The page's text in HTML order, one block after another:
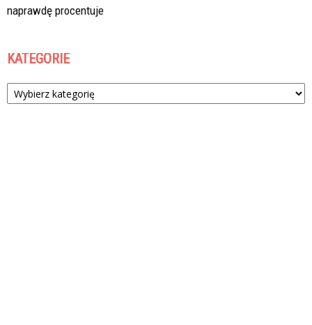
naprawdę procentuje
KATEGORIE
Kategorie